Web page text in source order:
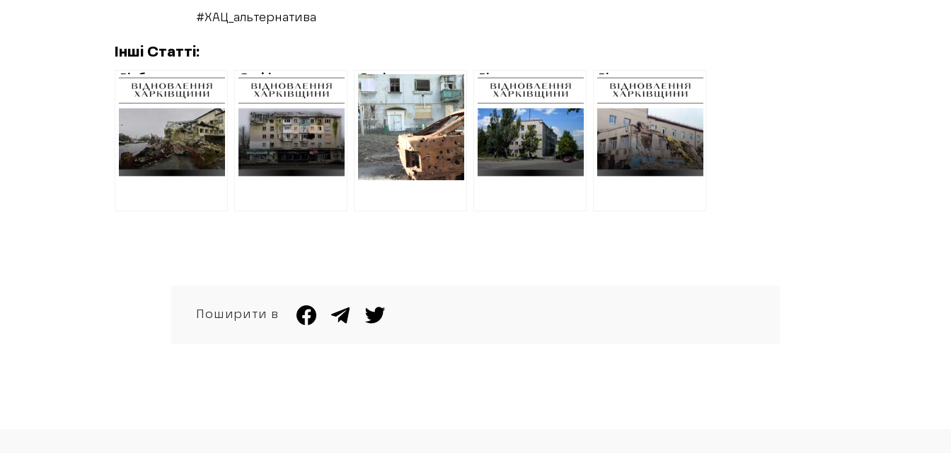
#ХАЦ_альтернатива
Інші Статті:
Відбудова
Ізюмської лікарні:
гроші світу та
місцева корупція
Як фінансували
відновлення
будинків в Ізюмі у
2023 році
Як відновлюють
деокуповану
Харківщину
Відновлення
готелю в Ізюмі:
25 мільйонів та
завищені ціни
Відновлення
Ізюмської лікарні:
на поточний
ремонт
витратять майже
20 мільйонів
Поширити в